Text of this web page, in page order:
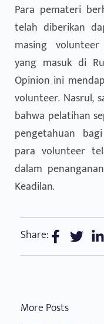
Para pemateri
telah diberikan
masing
yang masuk di
Opinion ini
volunteer. Nasrul,
bahwa pelatihan
pengetahuan
para volunteer
dalam
Keadilan.
Share:
More Posts